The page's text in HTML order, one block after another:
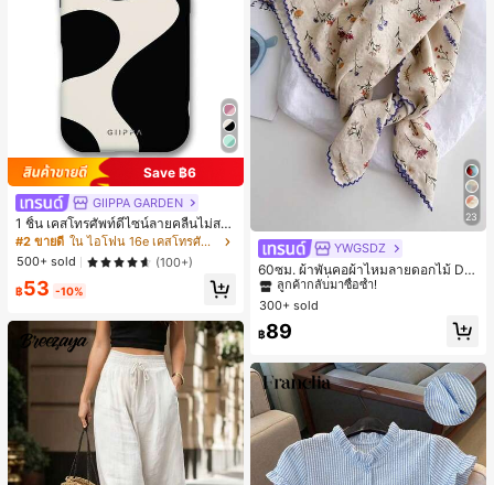
Save ฿6
GIIPPA GARDEN
1 ชิ้น เคสโทรศัพท์ดีไซน์ลายคลื่นไม่สม
มาตรสำหรับ Phone 17 Pro Max, เหม
าะสำหรับ Phone 16 Pro Max, 15 Pro
Max, 14 Pro Max, เคสโทรศัพท์สไตล์เ
กาหลีและน่าสนใจ, เข้ากันได้กับ 11/12/
13/14/15/16 Pro Max Plus, ดีไซน์หรู
ขวัญในอุดมคติสำหรับคริสต์มาส, วันว
าเลนไทน์, อีสเตอร์, ฤดูแต่งงานและวันเ
กิดสำหรับแฟนสาว
#2 ขายดี
ใน ไอโฟน 16e เคสโทรศัพท์แฟชั่น
500+ sold
(100+)
฿53 -10%
23
YWGSDZ
60ซม. ผ้าพันคอผ้าไหมลายดอกไม้ Dit
sy สีเบจ, เครื่องประดับใหม่สำหรับผู้หญิ
งฤดูใบไม้ผลิ/ฤดูใบไม้ร่วง, ผ้าพันคอผืน
#1 ขายดี
ลูกค้ากลับมาซื้อซ้ำ!
#1 ขายดี
ลูกค้ากลับมาซื้อซ้ำ!
#1 ขายดี
ลูกค้ากลับมาซื้อซ้ำ!
#1 ขายดี
ใน สีเบจ ผ้าพันคอทรงสี่เหลี่ยมและผ้าพันคอสำหรับผู้
300+ sold
฿89